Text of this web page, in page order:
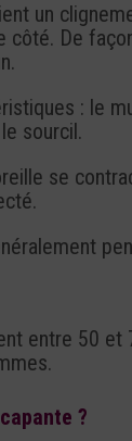
un
côté. De
: le
sourcil.
se
entre 50 et
?